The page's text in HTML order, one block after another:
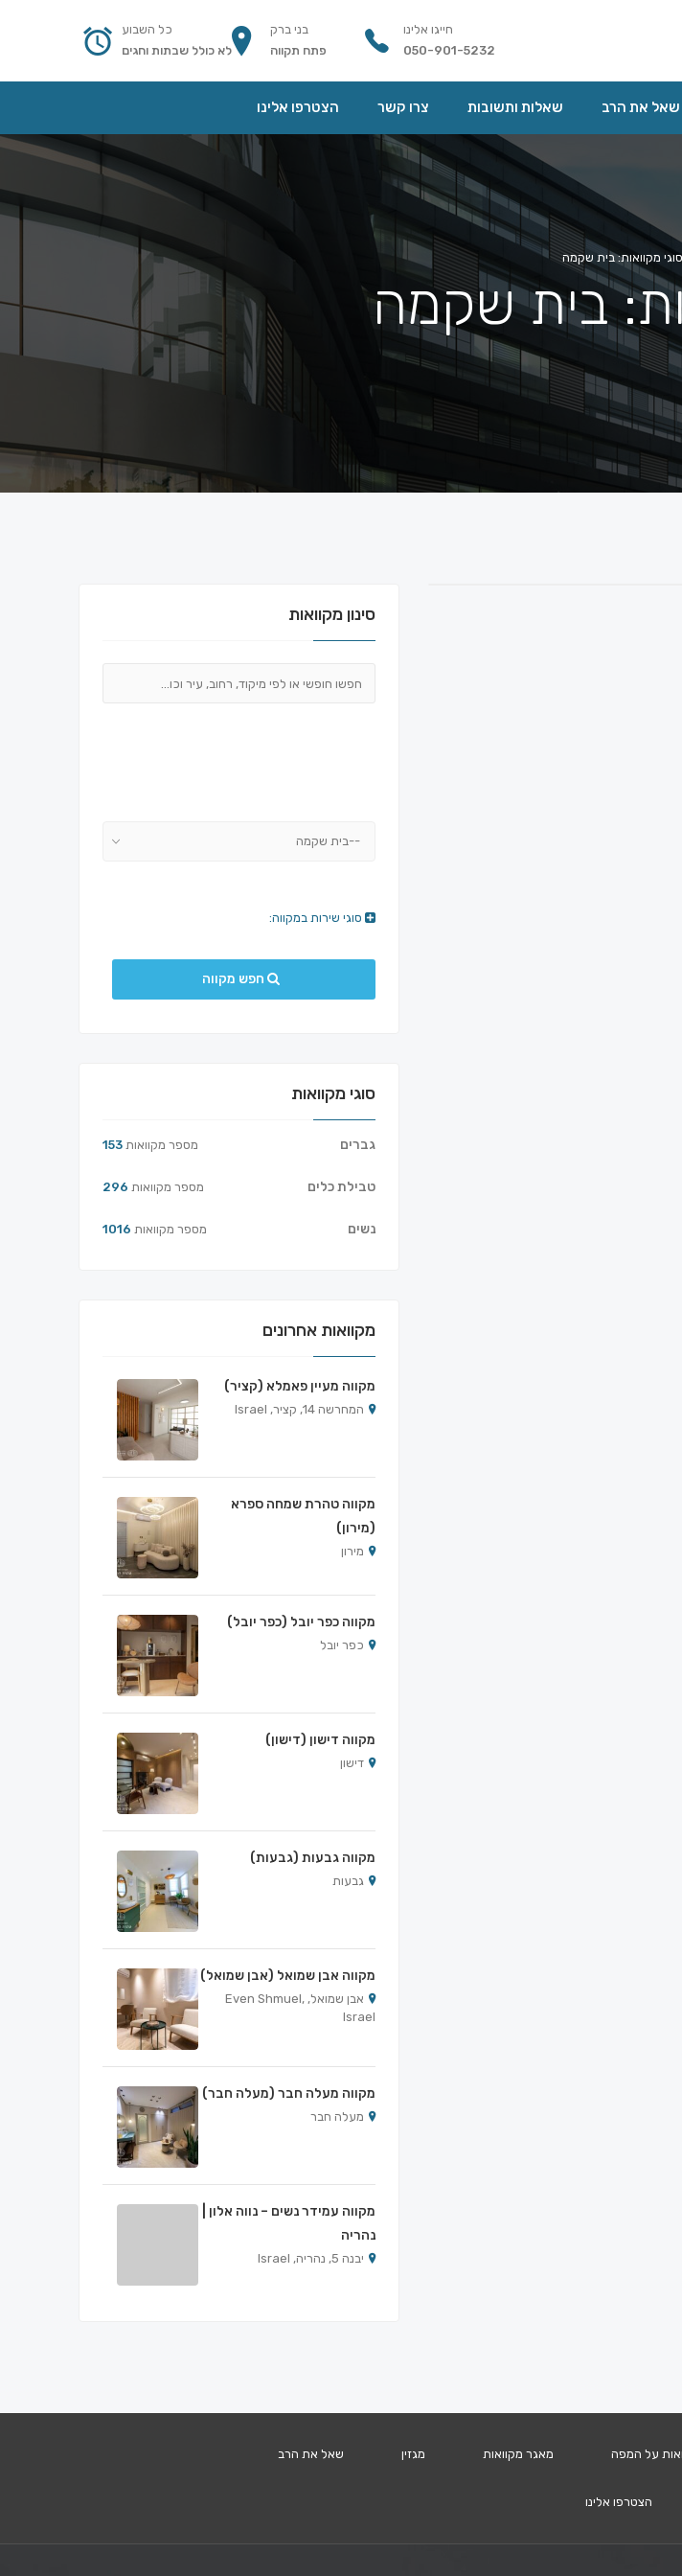
חייגו אלינו
050-901-5232
בני ברק
פתח תקווה
כל השבוע
לא כולל שבתות וחגים
שאל את הרב שאלות ותשובות צרו קשר הצטרפו אלינו
מקוואות: בית שקמה
בית שקמה
סינון מקוואות
--בית שקמה
סוגי שירות במקווה:
חפש מקווה
סוגי מקוואות
גברים 153 מספר מקוואות
טבילת כלים 296 מספר מקוואות
נשים 1016 מספר מקוואות
מקוואות אחרונים
מקווה מעיין פאמלא (קציר)
המחרשה 14, קציר, Israel
מקווה טהרת שמחה ספרא
(מירון)
מירון
מקווה כפר יובל (כפר יובל)
כפר יובל
מקווה דישון (דישון)
דישון
מקווה גבעות (גבעות)
גבעות
מקווה אבן שמואל (אבן שמואל)
אבן שמואל, Even Shmuel,
Israel
מקווה מעלה חבר (מעלה חבר)
מעלה חבר
מקווה עמידר נשים – נווה אלון |
נהריה
יבנה 5, נהריה, Israel
על המפה מאגר מקוואות מגזין שאל את הרב
הצטרפו אלינו